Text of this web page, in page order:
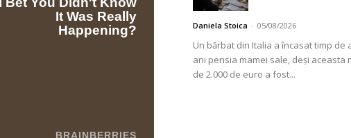
Daniela Stoica - 05/08/2026
Un bărbat din Italia a încasat timp de
ani pensia mamei sale, deși aceasta
de 2.000 de euro a fost...